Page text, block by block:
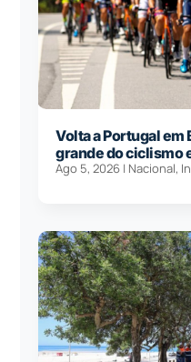
Volta a Portugal em
grande do ciclismo
Ago 5, 2026 | Nacional,